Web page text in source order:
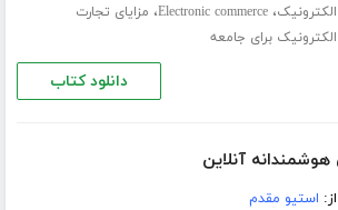
الکترونیک،Electronic commerce، مزایای تجارت
الکترونیک برای جامعه
دانلود کتاب
هوشمندانه آنلاین
از: استیو مقدم